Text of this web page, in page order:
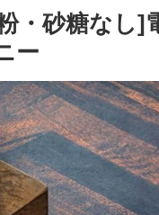
・砂糖なし
ー